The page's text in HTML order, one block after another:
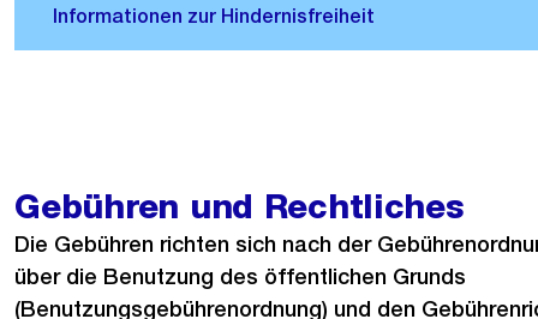
Gebühren und Rechtliches
Die Gebühren richten sich nach der
über die Benutzung des öffentlichen Grunds
(Benutzungsgebührenordnung) und den